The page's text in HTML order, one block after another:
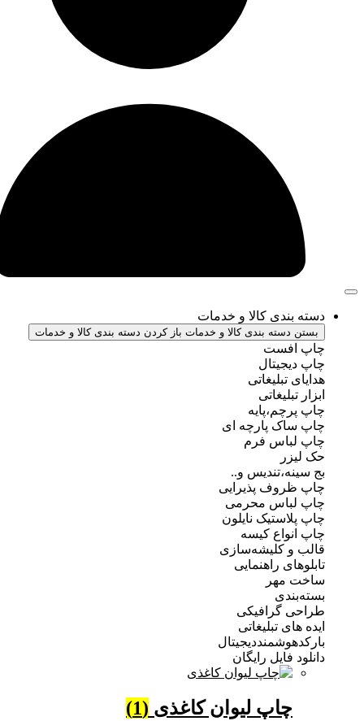
کالا و خدمات
بندی کالا و خدمات باز کردن دسته بندی کالا و خدمات
پارچه ای
فرم
و..
پذیرایی
محرمی
نایلون
کیسه
کلیشه‌سازی
راهنمایی
گرافیکی
تبلیغاتی
فایل رایگان
چاپ لیوان کاغذی(1)